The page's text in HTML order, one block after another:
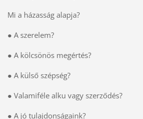
Mi a házasság alapja?
● A szerelem?
● A kölcsönös megértés?
● A külső szépség?
● Valamiféle alku vagy szerződés?
● A jó tulajdonságaink?